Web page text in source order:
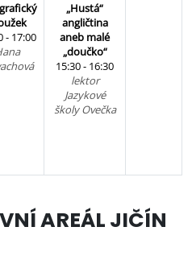
- 17:00
„Hustá“
angličtina
aneb malé
„doučko“
15:30 - 16:30
lektor
Jazykové
školy Ovečka
AREÁL JIČÍN